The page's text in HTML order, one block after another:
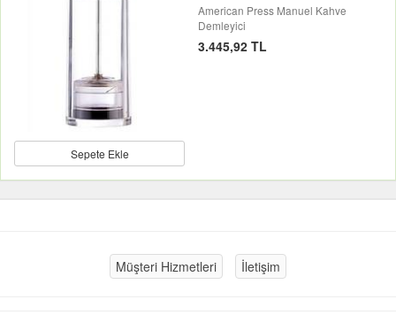
Sepete Ekle
American Press Manuel Kahve
Demleyici
3.445,92 TL
Müşteri Hizmetleri İletişim